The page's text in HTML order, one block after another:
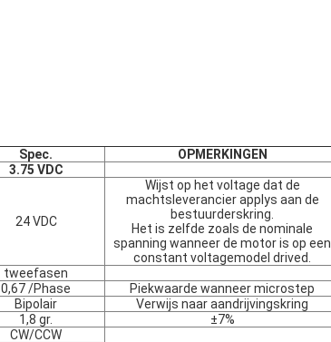
Spec.
OPMERKINGEN
3.75 VDC
24 VDC
Wijst op het voltage dat de
machtsleverancier applys aan de
bestuurderskring.
Het is zelfde zoals de nominale
spanning wanneer de motor is op een
constant voltagemodel drived.
tweefasen
0,67 /Phase
Piekwaarde wanneer microstep
Bipolair
Verwijs naar aandrijvingskring
1,8 gr.
±7%
CW/CCW